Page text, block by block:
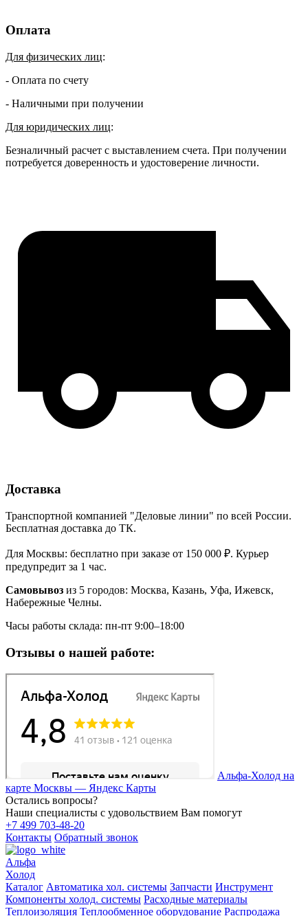
Оплата
Для физических лиц:
- Оплата по счету
- Наличными при получении
Для юридических лиц:
Безналичный расчет с выставлением счета. При получении
потребуется доверенность и удостоверение личности.
Доставка
Транспортной компанией "Деловые линии" по всей России.
Бесплатная доставка до ТК.
Для Москвы: бесплатно при заказе от 150 000 ₽. Курьер
предупредит за 1 час.
Самовывоз из 5 городов: Москва, Казань, Уфа, Ижевск,
Набережные Челны.
Часы работы склада: пн-пт 9:00–18:00
Отзывы о нашей работе:
Альфа-Холод на
карте Москвы — Яндекс Карты
Остались вопросы?
Наши специалисты с удовольствием Вам помогут
+7 499 703-48-20
Контакты Обратный звонок
Альфа
Холод
Каталог Автоматика хол. системы Запчасти Инструмент
Компоненты холод. системы Расходные материалы
Теплоизоляция Теплообменное оборудование Распродажа